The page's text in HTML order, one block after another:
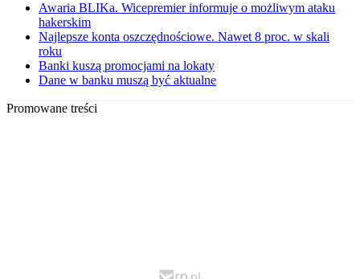
Awaria BLIKa. Wicepremier informuje o możliwym ataku
hakerskim
Najlepsze konta oszczędnościowe. Nawet 8 proc. w skali
roku
Banki kuszą promocjami na lokaty
Dane w banku muszą być aktualne
Promowane treści